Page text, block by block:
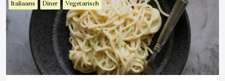
Italiaans Diner Vegetarisch